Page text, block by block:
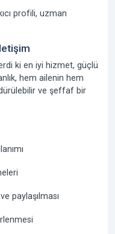
profili, uzman
ki en iyi hizmet, güçlü
hem ailenin hem
ve şeffaf bir
paylaşılması